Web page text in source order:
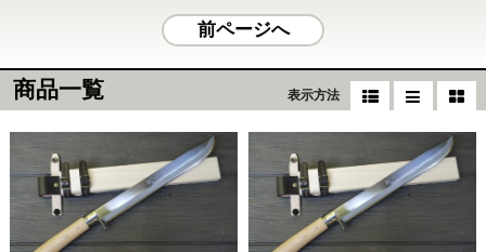
前ページへ
商品一覧 表示方法